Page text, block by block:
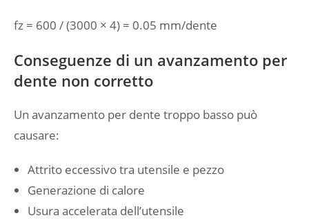
fz = 600 / (3000 × 4) = 0.05 mm/dente
Conseguenze di un avanzamento per
dente non corretto
Un avanzamento per dente troppo basso può
causare:
Attrito eccessivo tra utensile e pezzo
Generazione di calore
Usura accelerata dell’utensile